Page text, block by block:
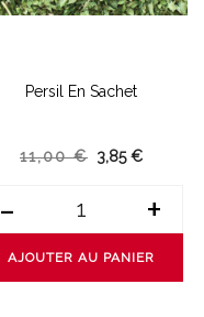
Persil En Sachet
11,00 € 3,85 €
- +
AJOUTER AU PANIER